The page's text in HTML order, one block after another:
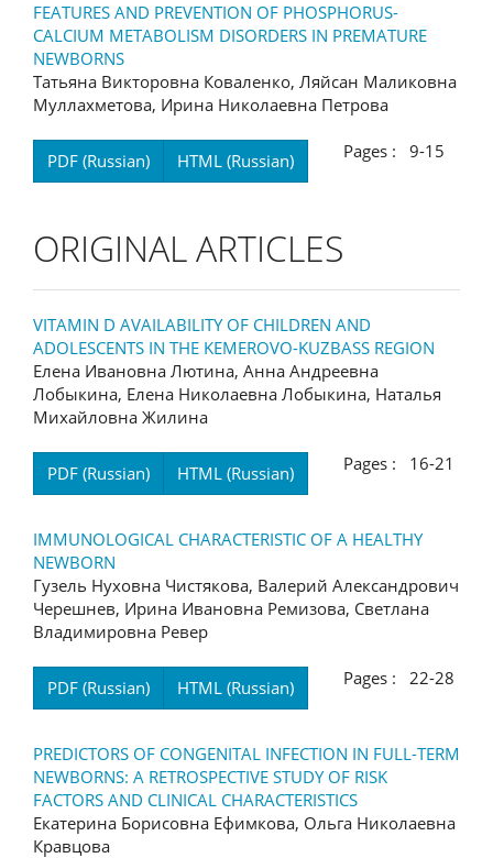
FEATURES AND PREVENTION OF PHOSPHORUS-
CALCIUM METABOLISM DISORDERS IN PREMATURE
NEWBORNS
Татьяна Викторовна Коваленко, Ляйсан Маликовна
Муллахметова, Ирина Николаевна Петрова
PDF (Russian) HTML (Russian) Pages : 9-15
ORIGINAL ARTICLES
VITAMIN D AVAILABILITY OF CHILDREN AND
ADOLESCENTS IN THE KEMEROVO-KUZBASS REGION
Елена Ивановна Лютина, Анна Андреевна
Лобыкина, Елена Николаевна Лобыкина, Наталья
Михайловна Жилина
PDF (Russian) HTML (Russian) Pages : 16-21
IMMUNOLOGICAL CHARACTERISTIC OF A HEALTHY
NEWBORN
Гузель Нуховна Чистякова, Валерий Александрович
Черешнев, Ирина Ивановна Ремизова, Светлана
Владимировна Ревер
PDF (Russian) HTML (Russian) Pages : 22-28
PREDICTORS OF CONGENITAL INFECTION IN FULL-TERM
NEWBORNS: A RETROSPECTIVE STUDY OF RISK
FACTORS AND CLINICAL CHARACTERISTICS
Екатерина Борисовна Ефимкова, Ольга Николаевна
Кравцова